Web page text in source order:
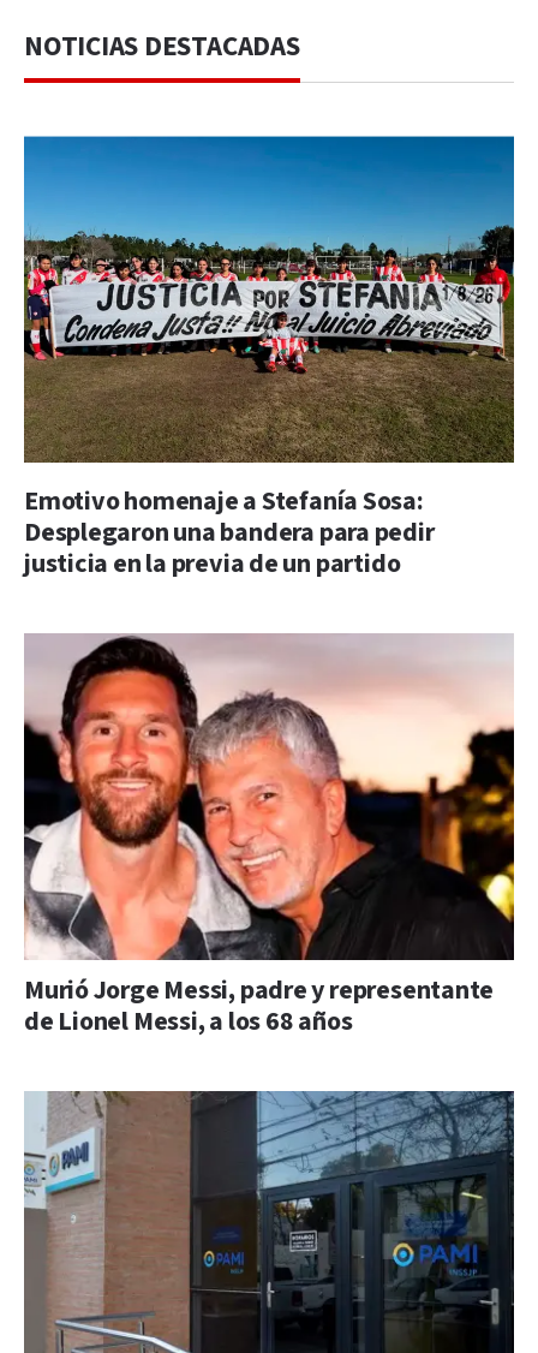
NOTICIAS DESTACADAS
Emotivo homenaje a Stefanía Sosa:
Desplegaron una bandera para pedir
justicia en la previa de un partido
Murió Jorge Messi, padre y representante
de Lionel Messi, a los 68 años